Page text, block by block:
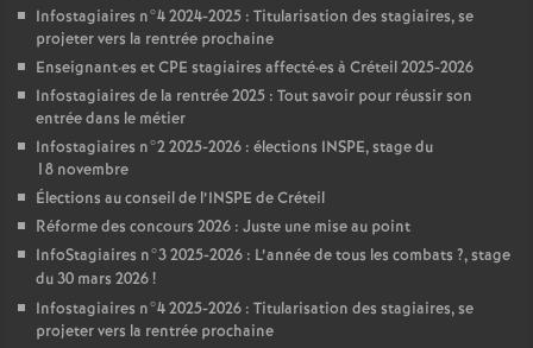
Infostagiaires n°4 2024-2025 : Titularisation des stagiaires, se
projeter vers la rentrée prochaine
Enseignant·es etCPE stagiaires affecté·es à Créteil 2025-2026
Infostagiaires de la rentrée 2025 : Tout savoir pour réussir son
entrée dans le métier
Infostagiaires n°2 2025-2026 : élections INSPE, stage du
18 novembre
Élections au conseil de l’INSPE de Créteil
Réforme des concours 2026 : Juste une mise au point
InfoStagiaires n°3 2025-2026 : L’année de tous les combats ?, stage
du 30 mars 2026!
Infostagiaires n°4 2025-2026 : Titularisation des stagiaires, se
projeter vers la rentrée prochaine